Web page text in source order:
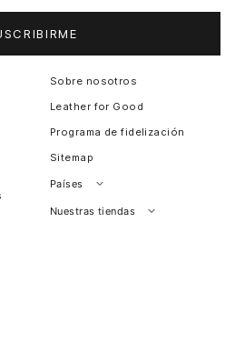
Sobre nosotros
Leather for Good
Programa de fidelización
Sitemap
Países
Perú
Nuestras tiendas